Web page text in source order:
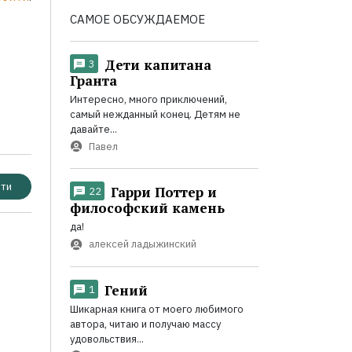
САМОЕ ОБСУЖДАЕМОЕ
3
Дети капитана
Гранта
Интересно, много приключений,
самый нежданный конец. Детям не
давайте...
Павел
22
Гарри Поттер и
философский камень
да!
алексей ладыжинский
1 Гений
Шикарная книга от моего любимого
автора, читаю и получаю массу
удовольствия...